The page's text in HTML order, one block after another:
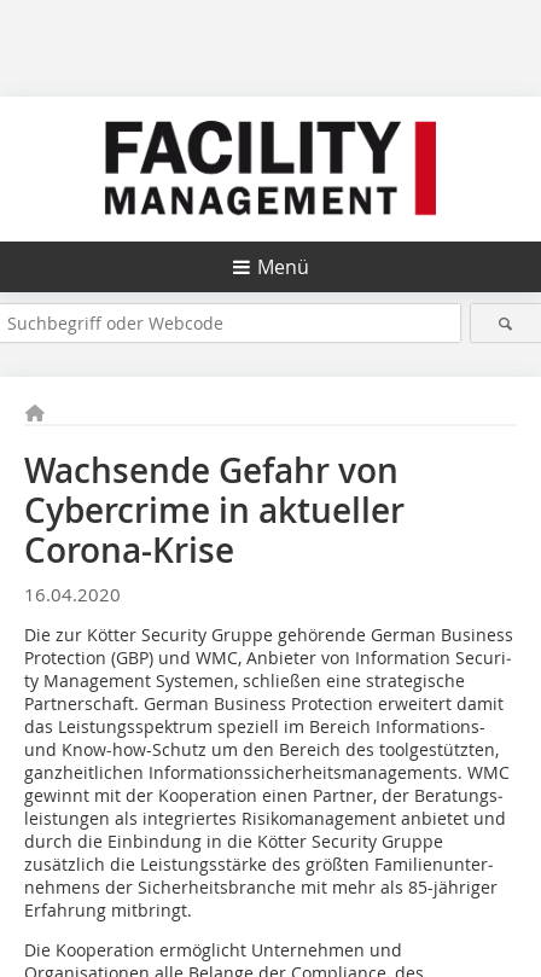
Menü
Wachsende Gefahr von
Cybercrime in aktueller
Corona-Krise
16.04.2020
Die zur Kötter Security Gruppe gehörende German Business
Protection (GBP) und WMC, Anbieter von Information Secu­ri­
ty Management Systemen, schließen eine strategische
Partner­schaft. German Business Protection erweitert damit
das Leistungsspektrum speziell im Bereich Informations-
und Know-how-Schutz um den Bereich des toolgestützten,
ganz­heit­lichen Informations­sicher­heitsmanagements. WMC
gewinnt mit der Koope­ration einen Partner, der Beratungs­
leis­tungen als integriertes Risikomanagement an­bietet und
durch die Einbindung in die Kötter Security Gruppe
zusätzlich die Leistungs­stärke des größten Familien­unter­
nehmens der Sicherheitsbranche mit mehr als 85-jähriger
Erfahrung mitbringt.
Die Kooperation ermöglicht Unternehmen und